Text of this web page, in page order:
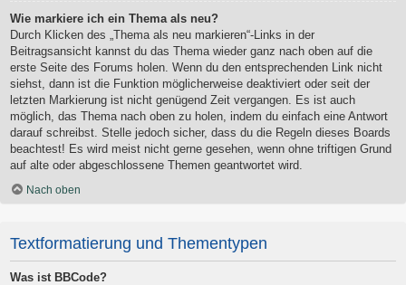
Wie markiere ich ein Thema als neu?
Durch Klicken des „Thema als neu markieren“-Links in der
Beitragsansicht kannst du das Thema wieder ganz nach oben auf die
erste Seite des Forums holen. Wenn du den entsprechenden Link nicht
siehst, dann ist die Funktion möglicherweise deaktiviert oder seit der
letzten Markierung ist nicht genügend Zeit vergangen. Es ist auch
möglich, das Thema nach oben zu holen, indem du einfach eine Antwort
darauf schreibst. Stelle jedoch sicher, dass du die Regeln dieses Boards
beachtest! Es wird meist nicht gerne gesehen, wenn ohne triftigen Grund
auf alte oder abgeschlossene Themen geantwortet wird.
Nach oben
Textformatierung und Thementypen
Was ist BBCode?